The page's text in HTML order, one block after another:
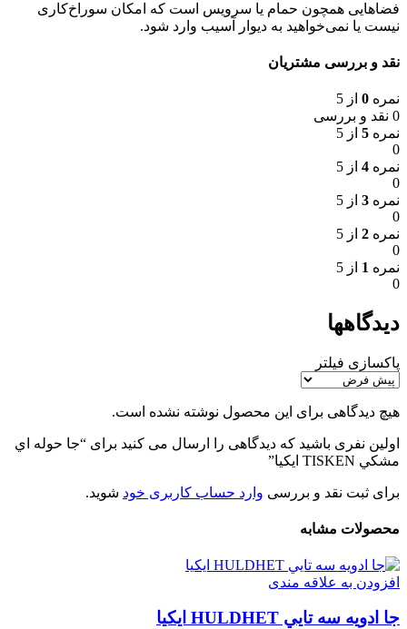
فضاهایی همچون حمام یا سرویس است که امکان سوراخ‌کاری
نیست یا نمی‌خواهید به دیوار آسیب وارد شود.
نقد و بررسی مشتریان
نمره 0 از 5
0 نقد و بررسی
نمره 5 از 5
0
نمره 4 از 5
0
نمره 3 از 5
0
نمره 2 از 5
0
نمره 1 از 5
0
دیدگاهها
پاکسازی فیلتر
هیچ دیدگاهی برای این محصول نوشته نشده است.
اولین نفری باشید که دیدگاهی را ارسال می کنید برای “جا حوله اي
مشكي TISKEN ايكيا”
برای ثبت نقد و بررسی وارد حساب کاربری خود شوید.
محصولات مشابه
افزودن به علاقه مندی
جا ادويه سه تايي HULDHET ايكيا